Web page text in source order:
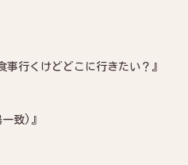
行くけどどこに行きたい？』
致)』